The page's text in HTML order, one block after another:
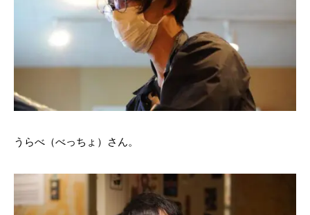
うらべ（べっちょ）さん。